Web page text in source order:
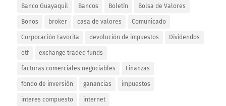
Banco Guayaquil Bancos Boletín Bolsa de Valores
Bonos broker casa de valores Comunicado
Corporación Favorita devolución de impuestos Dividendos
etf exchange traded funds
facturas comerciales negociables Finanzas
fondo de inversión ganancias impuestos
interes compuesto internet